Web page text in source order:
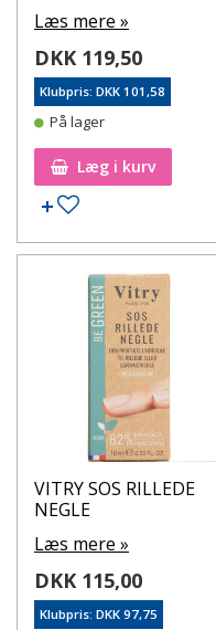
Læs mere »
DKK 119,50
Klubpris: DKK 101,58
På lager
Læg i kurv
Tilføj til ønskeseddel
VITRY SOS RILLEDE
NEGLE
Læs mere »
DKK 115,00
Klubpris: DKK 97,75